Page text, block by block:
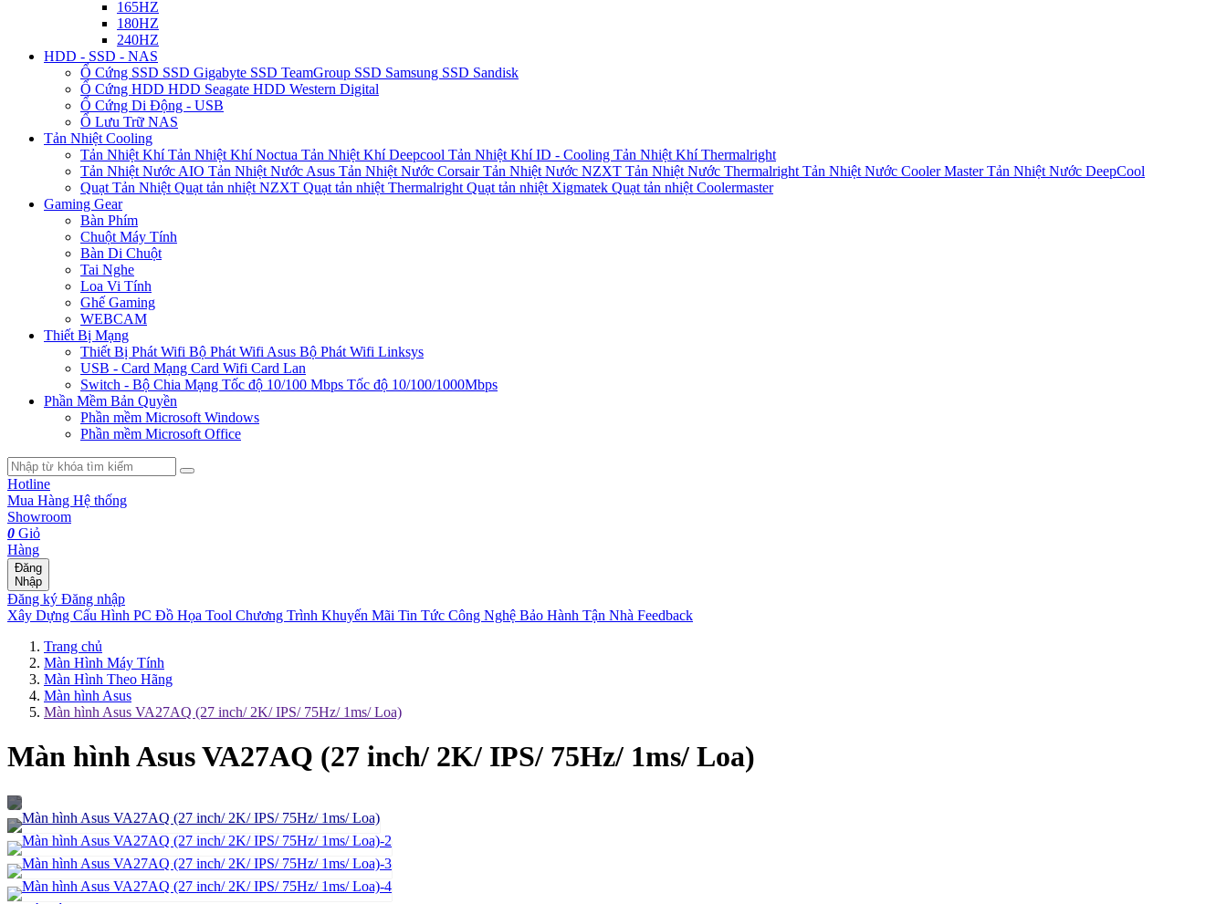
165HZ
180HZ
240HZ
HDD - SSD - NAS
Ổ Cứng SSD SSD Gigabyte SSD TeamGroup SSD Samsung SSD Sandisk
Ổ Cứng HDD HDD Seagate HDD Western Digital
Ổ Cứng Di Động - USB
Ổ Lưu Trữ NAS
Tản Nhiệt Cooling
Tản Nhiệt KhíTản Nhiệt Khí Noctua Tản Nhiệt Khí Deepcool Tản Nhiệt Khí ID - Cooling Tản Nhiệt Khí Thermalright
Tản Nhiệt Nước AIO Tản Nhiệt Nước Asus Tản Nhiệt Nước CorsairTản Nhiệt Nước NZXT Tản Nhiệt Nước Thermalright Tản Nhiệt Nước Cooler MasterTản Nhiệt Nước DeepCool
Quạt Tản Nhiệt Quạt tản nhiệt NZXT Quạt tản nhiệt Thermalright Quạt tản nhiệt Xigmatek Quạt tản nhiệt Coolermaster
Gaming Gear
Bàn Phím
Chuột Máy Tính
Bàn Di Chuột
Tai Nghe
Loa Vi Tính
Ghế Gaming
WEBCAM
Thiết Bị Mạng
Thiết Bị Phát Wifi Bộ Phát Wifi Asus Bộ Phát Wifi Linksys
USB - Card Mạng Card Wifi Card Lan
Switch - Bộ Chia Mạng Tốc độ 10/100 Mbps Tốc độ 10/100/1000Mbps
Phần Mềm Bản Quyền
Phần mềm Microsoft Windows
Phần mềm Microsoft Office
Hotline
Mua Hàng Hệ thống
Showroom
0 Giỏ
Hàng
Đăng
Nhập
Đăng ký Đăng nhập
Xây Dựng Cấu Hình PC Đồ Họa Tool Chương Trình Khuyến Mãi Tin Tức Công Nghệ Bảo Hành Tận Nhà Feedback
Trang chủ
Màn Hình Máy Tính
Màn Hình Theo Hãng
Màn hình Asus
Màn hình Asus VA27AQ (27 inch/ 2K/ IPS/ 75Hz/ 1ms/ Loa)
Màn hình Asus VA27AQ (27 inch/ 2K/ IPS/ 75Hz/ 1ms/ Loa)